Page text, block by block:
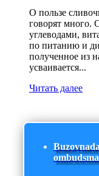
О пользе
говорят много.
углеводами,
по питанию и
полученное из
усваивается...
Читать далее